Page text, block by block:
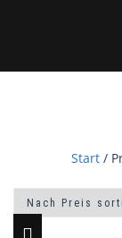
Start/